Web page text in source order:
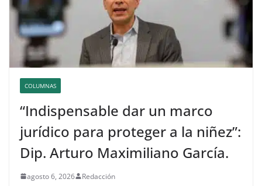
COLUMNAS
“Indispensable dar un marco
jurídico para proteger a la niñez”:
Dip. Arturo Maximiliano García.
agosto 6, 2026 Redacción